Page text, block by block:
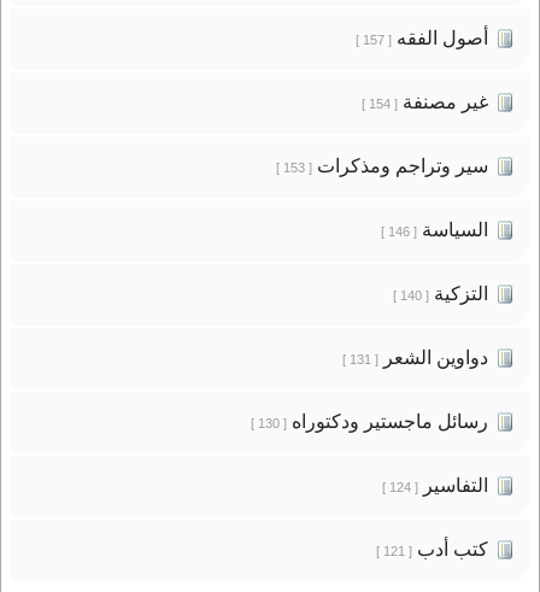
أصول الفقه[ 157 ]
غير مصنفة[ 154 ]
سير وتراجم ومذكرات[ 153 ]
السياسة[ 146 ]
التزكية[ 140 ]
دواوين الشعر[ 131 ]
رسائل ماجستير ودكتوراه[ 130 ]
التفاسير[ 124 ]
كتب أدب[ 121 ]